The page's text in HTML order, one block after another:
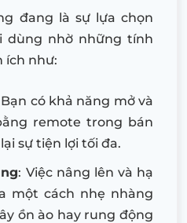
đang là sự lựa chọn
dùng nhờ những tính
ích như:
Bạn có khả năng mở và
remote trong bán
sự tiện lợi tối đa.
: Việc nâng lên và hạ
một cách nhẹ nhàng
ồn ào hay rung động